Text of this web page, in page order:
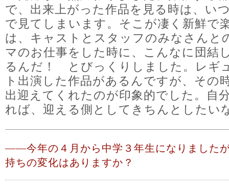
で、出来上がった作品を見る時は、い
で見てしまいます。そこが凄く新鮮で
は、キャストとスタッフのみなさんと
マのお仕事をした時に、こんなに団結
るんだ！ とびっくりしました。レギ
ト出演した作品があるんですが、その
出迎えてくれたのが印象的でした。自
れば、迎える側としてきちんとしたい
――今年の４月から中学３年生になりました
持ちの変化はありますか？